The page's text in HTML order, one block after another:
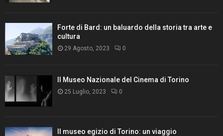
Forte di Bard: un baluardo della storia tra arte e
cultura
29 Agosto, 2023 0
Il Museo Nazionale del Cinema di Torino
25 Luglio, 2023 0
Il museo egizio di Torino: un viaggio